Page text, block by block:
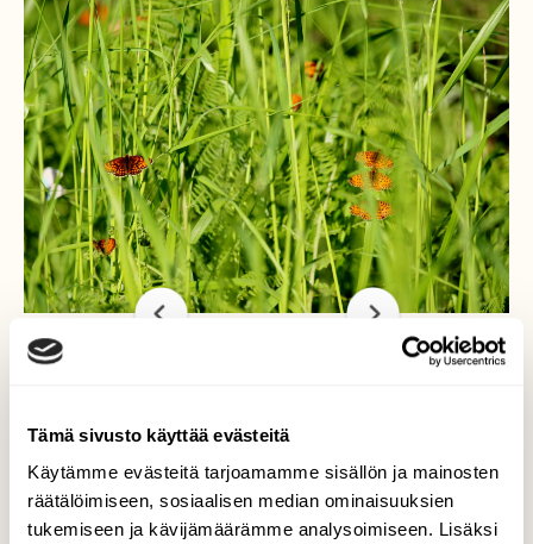
Tämä sivusto käyttää evästeitä
Käytämme evästeitä tarjoamamme sisällön ja mainosten
räätälöimiseen, sosiaalisen median ominaisuuksien
tukemiseen ja kävijämäärämme analysoimiseen. Lisäksi
Täpläperhosten paratiisi
Viikonlopun mökkireissun päätteeksi
päätimme koukata katsomaan
kangasajuruohon kukintaa. Näin jo kaukaa,